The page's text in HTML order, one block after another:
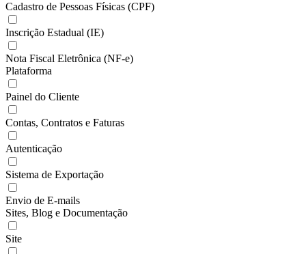
Cadastro de Pessoas Físicas (CPF)
Inscrição Estadual (IE)
Nota Fiscal Eletrônica (NF-e)
Plataforma
Painel do Cliente
Contas, Contratos e Faturas
Autenticação
Sistema de Exportação
Envio de E-mails
Sites, Blog e Documentação
Site